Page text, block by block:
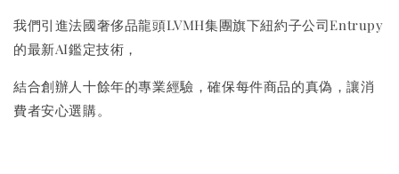
我們引進法國奢侈品龍頭LVMH集團旗下紐約子公司Entrupy
的最新AI鑑定技術，
結合創辦人十餘年的專業經驗，確保每件商品的真偽，讓消
費者安心選購。